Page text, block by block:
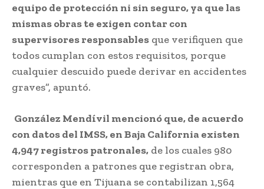
equipo de protección ni sin seguro, ya que las
mismas obras te exigen contar con
supervisores responsables que verifiquen que
todos cumplan con estos requisitos, porque
cualquier descuido puede derivar en accidentes
graves”, apuntó.
González Mendívil mencionó que, de acuerdo
con datos del IMSS, en Baja California existen
4,947 registros patronales, de los cuales 980
corresponden a patrones que registran obra,
mientras que en Tijuana se contabilizan 1,564